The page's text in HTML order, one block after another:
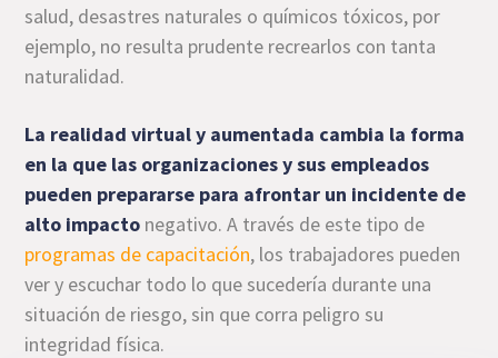
salud, desastres naturales o químicos tóxicos, por
ejemplo, no resulta prudente recrearlos con tanta
naturalidad.
La realidad virtual y aumentada cambia la forma
en la que las organizaciones y sus empleados
pueden prepararse para afrontar un incidente de
alto impacto negativo. A través de este tipo de
programas de capacitación, los trabajadores pueden
ver y escuchar todo lo que sucedería durante una
situación de riesgo, sin que corra peligro su
integridad física.